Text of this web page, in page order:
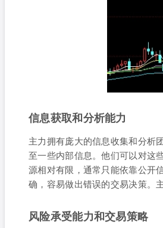
信息获取和分析能力
主力拥有庞大的信息收集和分析
至一些内部信息。他们可以对这
源相对有限，通常只能依靠公开
确，容易做出错误的交易决策。
风险承受能力和交易策略